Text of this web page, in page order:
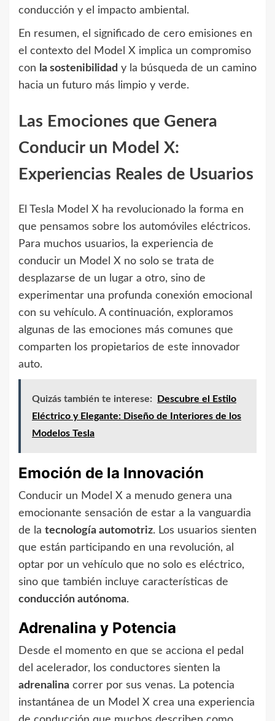
conducción y el impacto ambiental.
En resumen, el significado de cero emisiones en
el contexto del Model X implica un compromiso
con la sostenibilidad y la búsqueda de un camino
hacia un futuro más limpio y verde.
Las Emociones que Genera
Conducir un Model X:
Experiencias Reales de Usuarios
El Tesla Model X ha revolucionado la forma en
que pensamos sobre los automóviles eléctricos.
Para muchos usuarios, la experiencia de
conducir un Model X no solo se trata de
desplazarse de un lugar a otro, sino de
experimentar una profunda conexión emocional
con su vehículo. A continuación, exploramos
algunas de las emociones más comunes que
comparten los propietarios de este innovador
auto.
Quizás también te interese:
Descubre el Estilo
Eléctrico y Elegante: Diseño de Interiores de los
Modelos Tesla
Emoción de la Innovación
Conducir un Model X a menudo genera una
emocionante sensación de estar a la vanguardia
de la tecnología automotriz. Los usuarios sienten
que están participando en una revolución, al
optar por un vehículo que no solo es eléctrico,
sino que también incluye características de
conducción autónoma.
Adrenalina y Potencia
Desde el momento en que se acciona el pedal
del acelerador, los conductores sienten la
adrenalina correr por sus venas. La potencia
instantánea de un Model X crea una experiencia